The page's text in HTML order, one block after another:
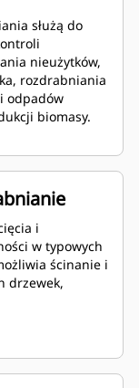
służą do
nieużytków,
rozdrabniania
odpadów
biomasy.
i
w typowych
ścinanie i
drzewek,